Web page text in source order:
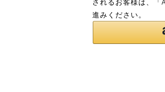
進みください。